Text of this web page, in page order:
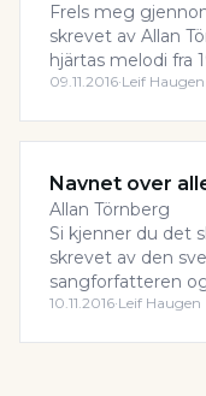
Frels meg
skrevet av Allan
hjärtas melodi fra
09.11.2016·Leif Haugen
Navnet over
Allan Törnberg
Si kjenner du det
skrevet av den
sangforfatteren
10.11.2016·Leif Haugen